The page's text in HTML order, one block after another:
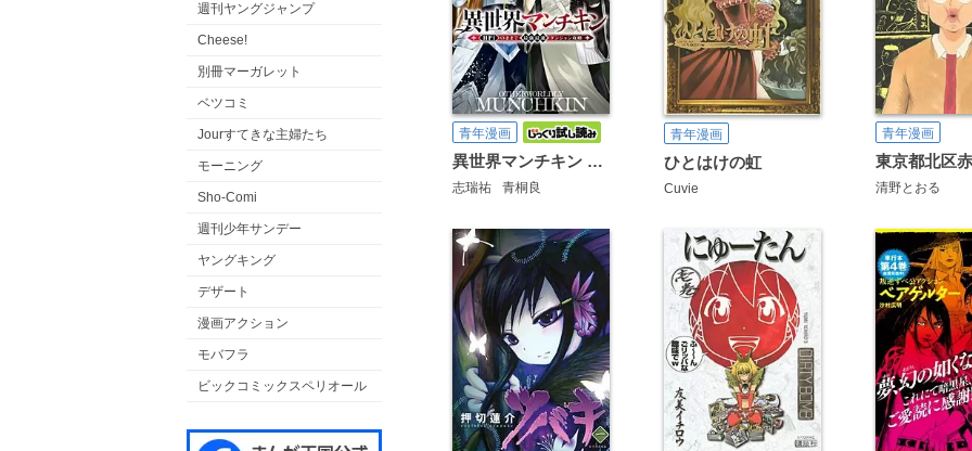
週刊ヤングジャンプ
Cheese!
別冊マーガレット
ベツコミ
Jourすてきな主婦たち
モーニング
Sho-Comi
週刊少年サンデー
ヤングキング
デザート
漫画アクション
モバフラ
ビックコミックスペリオール
青年漫画
異世界マンチキン ーHP1のままで最強最速ダンジョン攻略ー
志瑞祐 青桐良
青年漫画
ひとはけの虹
Cuvie
青年漫画
清野とおる